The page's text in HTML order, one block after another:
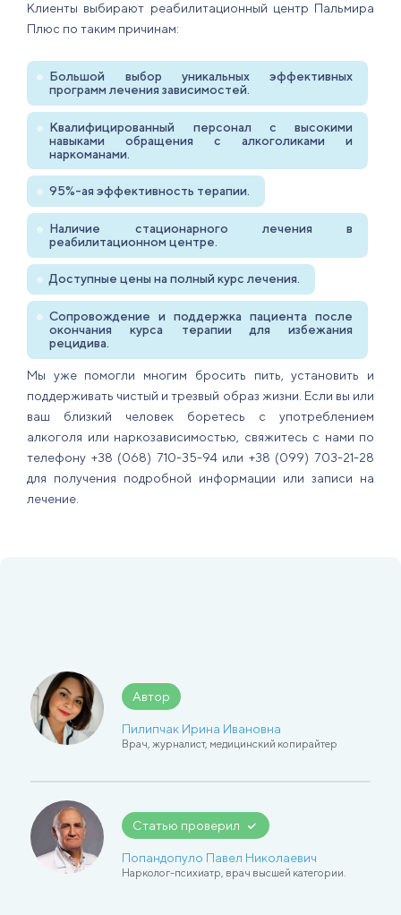
Клиенты выбирают реабилитационный центр Пальмира
Плюс по таким причинам:
Большой выбор уникальных эффективных
программ лечения зависимостей.
Квалифицированный персонал с высокими
навыками обращения с алкоголиками и
наркоманами.
95%-ая эффективность терапии.
Наличие стационарного лечения в
реабилитационном центре.
Доступные цены на полный курс лечения.
Сопровождение и поддержка пациента после
окончания курса терапии для избежания
рецидива.
Мы уже помогли многим бросить пить, установить и
поддерживать чистый и трезвый образ жизни. Если вы или
ваш близкий человек боретесь с употреблением
алкоголя или наркозависимостью, свяжитесь с нами по
телефону +38 (‎068) 710-35-94 или +38 (099) 703-21-28
для получения подробной информации или записи на
лечение.
Автор
Пилипчак Ирина Ивановна
Врач, журналист, медицинский копирайтер
Статью проверил
Попандопуло Павел Николаевич
Нарколог-психиатр, врач высшей категории.